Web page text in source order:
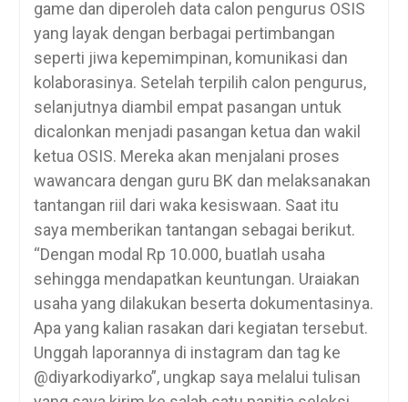
game dan diperoleh data calon pengurus OSIS
yang layak dengan berbagai pertimbangan
seperti jiwa kepemimpinan, komunikasi dan
kolaborasinya. Setelah terpilih calon pengurus,
selanjutnya diambil empat pasangan untuk
dicalonkan menjadi pasangan ketua dan wakil
ketua OSIS. Mereka akan menjalani proses
wawancara dengan guru BK dan melaksanakan
tantangan riil dari waka kesiswaan. Saat itu
saya memberikan tantangan sebagai berikut.
“Dengan modal Rp 10.000, buatlah usaha
sehingga mendapatkan keuntungan. Uraiakan
usaha yang dilakukan beserta dokumentasinya.
Apa yang kalian rasakan dari kegiatan tersebut.
Unggah laporannya di instagram dan tag ke
@diyarkodiyarko”, ungkap saya melalui tulisan